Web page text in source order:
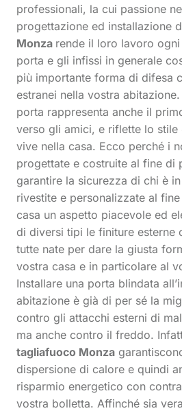
professionali, la cui passione
progettazione ed installazione
Monza rende il loro lavoro
porta e gli infissi in generale
più importante forma di difesa
estranei nella vostra
porta rappresenta anche il
verso gli amici, e riflette lo stile
vive nella casa. Ecco perché i
progettate e costruite al fine di
garantire la sicurezza di chi è
rivestite e personalizzate al
casa un aspetto piacevole ed
di diversi tipi le finiture esterne
tutte nate per dare la giusta
vostra casa e in particolare al
Installare una porta blindata
abitazione è già di per sé la
contro gli attacchi esterni di
ma anche contro il freddo.
tagliafuoco Monza
dispersione di calore e quindi
risparmio energetico con
vostra bolletta. Affinché sia